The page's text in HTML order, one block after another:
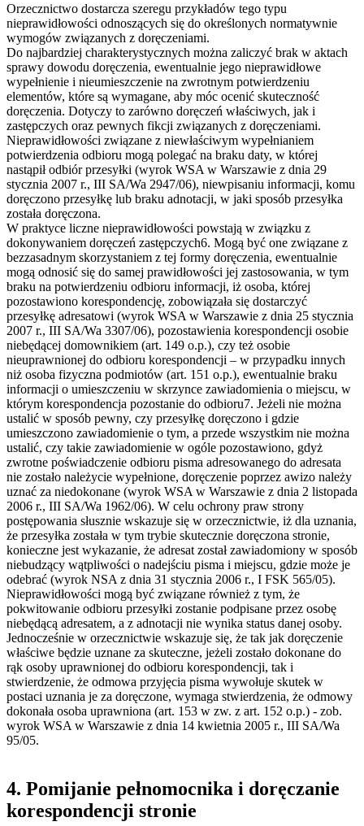
Orzecznictwo dostarcza szeregu przykładów tego typu
nieprawidłowości odnoszących się do określonych normatywnie
wymogów związanych z doręczeniami.
Do najbardziej charakterystycznych można zaliczyć brak w aktach
sprawy dowodu doręczenia, ewentualnie jego nieprawidłowe
wypełnienie i nieumieszczenie na zwrotnym potwierdzeniu
elementów, które są wymagane, aby móc ocenić skuteczność
doręczenia. Dotyczy to zarówno doręczeń właściwych, jak i
zastępczych oraz pewnych fikcji związanych z doręczeniami.
Nieprawidłowości związane z niewłaściwym wypełnianiem
potwierdzenia odbioru mogą polegać na braku daty, w której
nastąpił odbiór przesyłki (wyrok WSA w Warszawie z dnia 29
stycznia 2007 r., III SA/Wa 2947/06), niewpisaniu informacji, komu
doręczono przesyłkę lub braku adnotacji, w jaki sposób przesyłka
została doręczona.
W praktyce liczne nieprawidłowości powstają w związku z
dokonywaniem doręczeń zastępczych6. Mogą być one związane z
bezzasadnym skorzystaniem z tej formy doręczenia, ewentualnie
mogą odnosić się do samej prawidłowości jej zastosowania, w tym
braku na potwierdzeniu odbioru informacji, iż osoba, której
pozostawiono korespondencję, zobowiązała się dostarczyć
przesyłkę adresatowi (wyrok WSA w Warszawie z dnia 25 stycznia
2007 r., III SA/Wa 3307/06), pozostawienia korespondencji osobie
niebędącej domownikiem (art. 149 o.p.), czy też osobie
nieuprawnionej do odbioru korespondencji – w przypadku innych
niż osoba fizyczna podmiotów (art. 151 o.p.), ewentualnie braku
informacji o umieszczeniu w skrzynce zawiadomienia o miejscu, w
którym korespondencja pozostanie do odbioru7. Jeżeli nie można
ustalić w sposób pewny, czy przesyłkę doręczono i gdzie
umieszczono zawiadomienie o tym, a przede wszystkim nie można
ustalić, czy takie zawiadomienie w ogóle pozostawiono, gdyż
zwrotne poświadczenie odbioru pisma adresowanego do adresata
nie zostało należycie wypełnione, doręczenie poprzez awizo należy
uznać za niedokonane (wyrok WSA w Warszawie z dnia 2 listopada
2006 r., III SA/Wa 1962/06). W celu ochrony praw strony
postępowania słusznie wskazuje się w orzecznictwie, iż dla uznania,
że przesyłka została w tym trybie skutecznie doręczona stronie,
konieczne jest wykazanie, że adresat został zawiadomiony w sposób
niebudzący wątpliwości o nadejściu pisma i miejscu, gdzie może je
odebrać (wyrok NSA z dnia 31 stycznia 2006 r., I FSK 565/05).
Nieprawidłowości mogą być związane również z tym, że
pokwitowanie odbioru przesyłki zostanie podpisane przez osobę
niebędącą adresatem, a z adnotacji nie wynika status danej osoby.
Jednocześnie w orzecznictwie wskazuje się, że tak jak doręczenie
właściwe będzie uznane za skuteczne, jeżeli zostało dokonane do
rąk osoby uprawnionej do odbioru korespondencji, tak i
stwierdzenie, że odmowa przyjęcia pisma wywołuje skutek w
postaci uznania je za doręczone, wymaga stwierdzenia, że odmowy
dokonała osoba uprawniona (art. 153 w zw. z art. 152 o.p.) - zob.
wyrok WSA w Warszawie z dnia 14 kwietnia 2005 r., III SA/Wa
95/05.
4. Pomijanie pełnomocnika i doręczanie
korespondencji stronie